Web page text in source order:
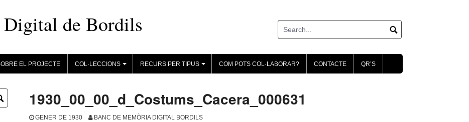
de Bordils
EL PROJECTE
+
COL·LECCIONS
+
RECURS PER TIPUS COM POTS COL·LABORAR? CONTACTE QR’S
1930_00_00_d_Costums_Cacera_000631
GENER DE 1930 BANC DE MEMÒRIA DIGITAL BORDILS